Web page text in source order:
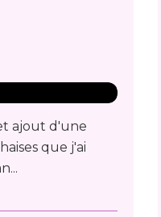
ajout d'une
que j'ai